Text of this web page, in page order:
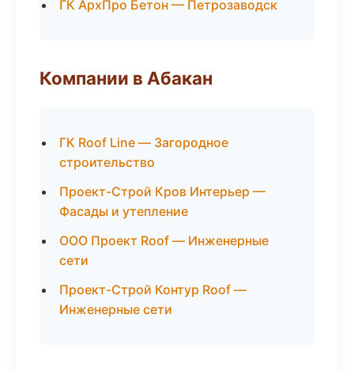
ГК АрхПро Бетон — Петрозаводск
Компании в Абакан
ГК Roof Line — Загородное
строительство
Проект-Строй Кров Интерьер —
Фасады и утепление
ООО Проект Roof — Инженерные
сети
Проект-Строй Контур Roof —
Инженерные сети